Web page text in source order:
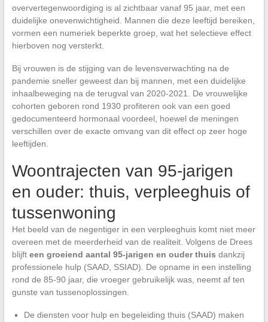
oververtegenwoordiging is al zichtbaar vanaf 95 jaar, met een
duidelijke onevenwichtigheid. Mannen die deze leeftijd bereiken,
vormen een numeriek beperkte groep, wat het selectieve effect
hierboven nog versterkt.
Bij vrouwen is de stijging van de levensverwachting na de
pandemie sneller geweest dan bij mannen, met een duidelijke
inhaalbeweging na de terugval van 2020-2021. De vrouwelijke
cohorten geboren rond 1930 profiteren ook van een goed
gedocumenteerd hormonaal voordeel, hoewel de meningen
verschillen over de exacte omvang van dit effect op zeer hoge
leeftijden.
Woontrajecten van 95-jarigen
en ouder: thuis, verpleeghuis of
tussenwoning
Het beeld van de negentiger in een verpleeghuis komt niet meer
overeen met de meerderheid van de realiteit. Volgens de Drees
blijft een groeiend aantal 95-jarigen en ouder thuis dankzij
professionele hulp (SAAD, SSIAD). De opname in een instelling
rond de 85-90 jaar, die vroeger gebruikelijk was, neemt af ten
gunste van tussenoplossingen.
De diensten voor hulp en begeleiding thuis (SAAD) maken